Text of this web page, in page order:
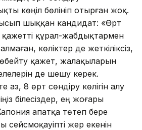
көңіл бөлініп отырған жоқ.
шыққан кандидат: «Өрт
құрал-жабдықтармен
көліктер де жеткіліксіз,
қажет, жалақыларын
де шешу керек.
аз, 8 өрт сөндіру көлігін алу
білесіздер, ең жоғары
апатқа төтеп бере
жер екенін